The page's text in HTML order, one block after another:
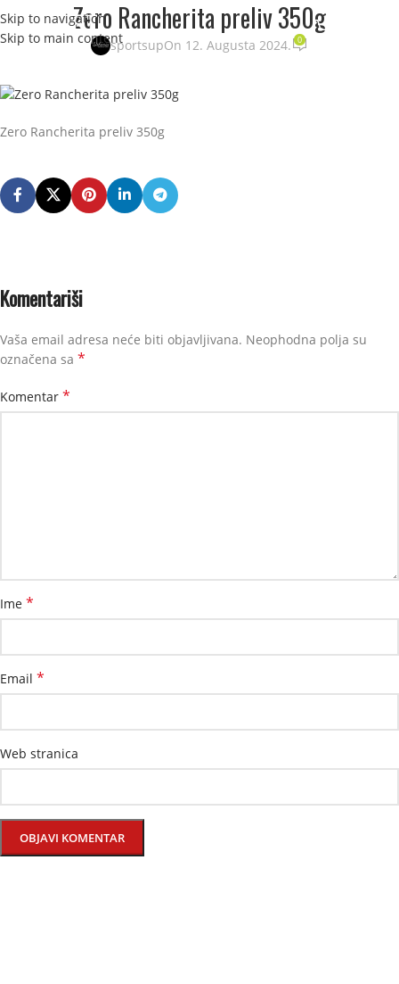
Skip to navigation
Skip to main content
Zero Rancherita preliv 350g
sportsupOn 12. Augusta 2024. 0
Zero Rancherita preliv 350g
Komentariši
Vaša email adresa neće biti objavljivana. Neophodna polja su
označena sa *
Komentar *
Ime *
Email *
Web stranica